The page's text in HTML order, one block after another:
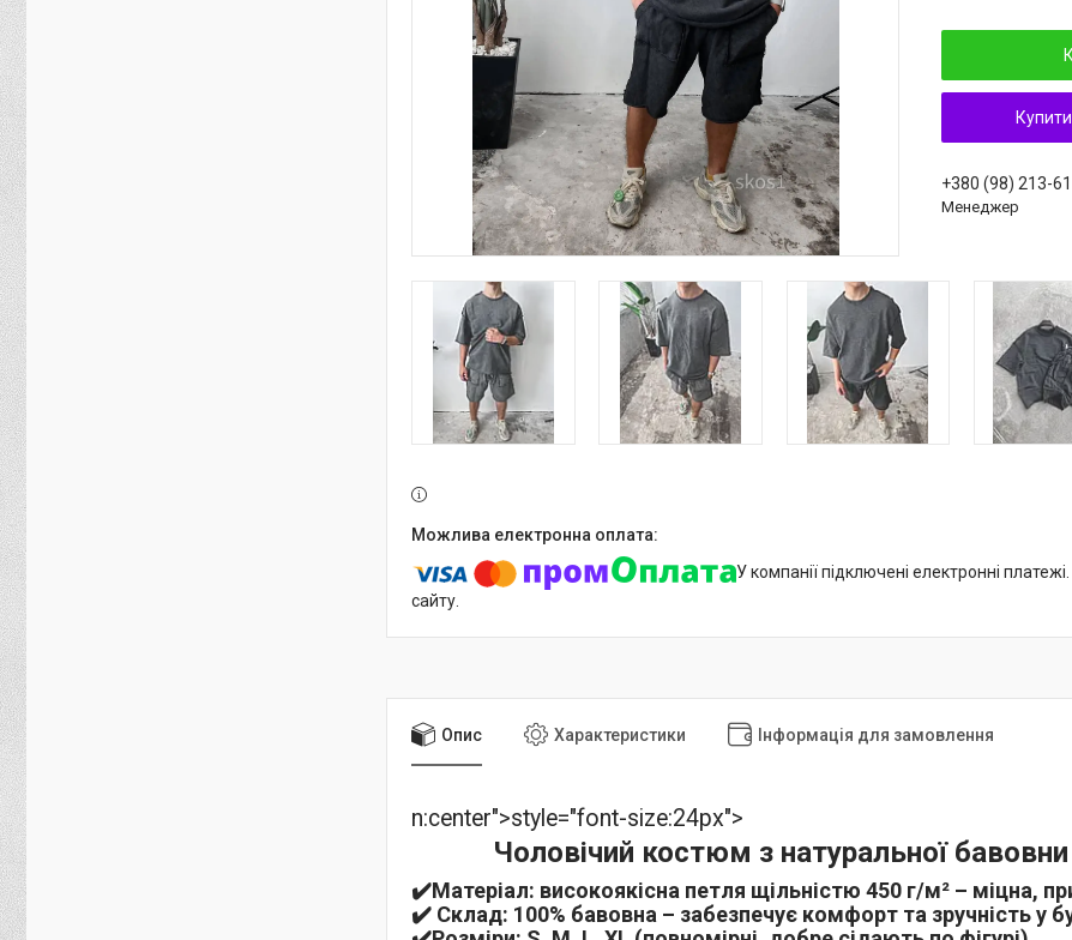
+380 (98) 213-
Менеджер
У компанії підключені електронні
сайту.
Опис Характеристики Інформація для замовлення
n:center">style="font-size:24px">
Чоловічий костюм з натуральної
✔️Матеріал: високоякісна петля щільністю 450 г/м² – міцна,
✔️ Склад: 100% бавовна – забезпечує комфорт та зручність у